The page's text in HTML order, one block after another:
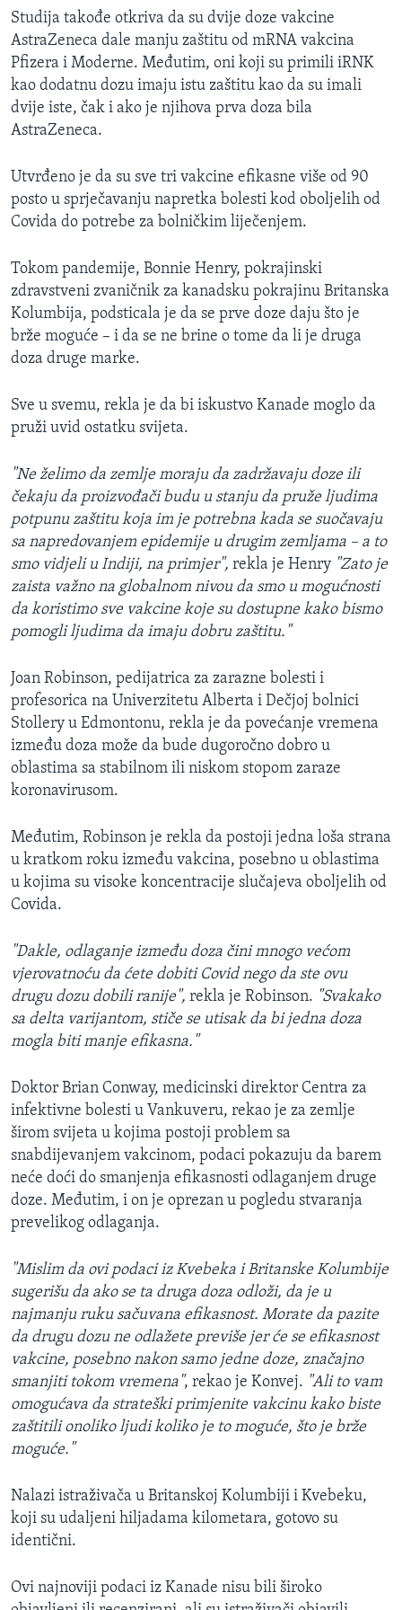
Studija takođe otkriva da su dvije doze vakcine
AstraZeneca dale manju zaštitu od mRNA vakcina
Pfizera i Moderne. Međutim, oni koji su primili iRNK
kao dodatnu dozu imaju istu zaštitu kao da su imali
dvije iste, čak i ako je njihova prva doza bila
AstraZeneca.
Utvrđeno je da su sve tri vakcine efikasne više od 90
posto u sprječavanju napretka bolesti kod oboljelih od
Covida do potrebe za bolničkim liječenjem.
Tokom pandemije, Bonnie Henry​, pokrajinski
zdravstveni zvaničnik za kanadsku pokrajinu Britanska
Kolumbija, podsticala je da se prve doze daju što je
brže moguće – i da se ne brine o tome da li je druga
doza druge marke.
Sve u svemu, rekla je da bi iskustvo Kanade moglo da
pruži uvid ostatku svijeta.
"Ne želimo da zemlje moraju da zadržavaju doze ili
čekaju da proizvođači budu u stanju da pruže ljudima
potpunu zaštitu koja im je potrebna kada se suočavaju
sa napredovanjem epidemije u drugim zemljama – a to
smo vidjeli u Indiji, na primjer", rekla je Henry "Zato je
zaista važno na globalnom nivou da smo u mogućnosti
da koristimo sve vakcine koje su dostupne kako bismo
pomogli ljudima da imaju dobru zaštitu."
Joan Robinson​, pedijatrica za zarazne bolesti i
profesorica na Univerzitetu Alberta i Dečjoj bolnici
Stollery u Edmontonu, rekla je da povećanje vremena
između doza može da bude dugoročno dobro u
oblastima sa stabilnom ili niskom stopom zaraze
koronavirusom.
Međutim, Robinson je rekla da postoji jedna loša strana
u kratkom roku između vakcina, posebno u oblastima
u kojima su visoke koncentracije slučajeva oboljelih od
Covida.
"Dakle, odlaganje između doza čini mnogo većom
vjerovatnoću da ćete dobiti Covid nego da ste ovu
drugu dozu dobili ranije", rekla je Robinson. "Svakako
sa delta varijantom, stiče se utisak da bi jedna doza
mogla biti manje efikasna."
Doktor Brian Conway​, medicinski direktor Centra za
infektivne bolesti u Vankuveru, rekao je za zemlje
širom svijeta u kojima postoji problem sa
snabdijevanjem vakcinom, podaci pokazuju da barem
neće doći do smanjenja efikasnosti odlaganjem druge
doze. Međutim, i on je oprezan u pogledu stvaranja
prevelikog odlaganja.
"Mislim da ovi podaci iz Kvebeka i Britanske Kolumbije
sugerišu da ako se ta druga doza odloži, da je u
najmanju ruku sačuvana efikasnost. Morate da pazite
da drugu dozu ne odlažete previše jer će se efikasnost
vakcine, posebno nakon samo jedne doze, značajno
smanjiti tokom vremena", rekao je Konvej. "Ali to vam
omogućava da strateški primjenite vakcinu kako biste
zaštitili onoliko ljudi koliko je to moguće, što je brže
moguće."
Nalazi istraživača u Britanskoj Kolumbiji i Kvebeku,
koji su udaljeni hiljadama kilometara, gotovo su
identični.
Ovi najnoviji podaci iz Kanade nisu bili široko